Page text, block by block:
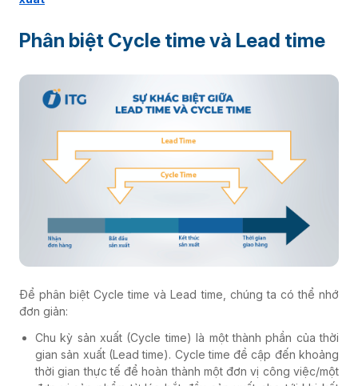
Phân biệt Cycle time và Lead time
Để phân biệt Cycle time và Lead time, chúng ta có thể nhớ
đơn giản:
Chu kỳ sản xuất (Cycle time) là một thành phần của thời
gian sản xuất (Lead time). Cycle time đề cập đến khoảng
thời gian thực tế để hoàn thành một đơn vị công việc/một